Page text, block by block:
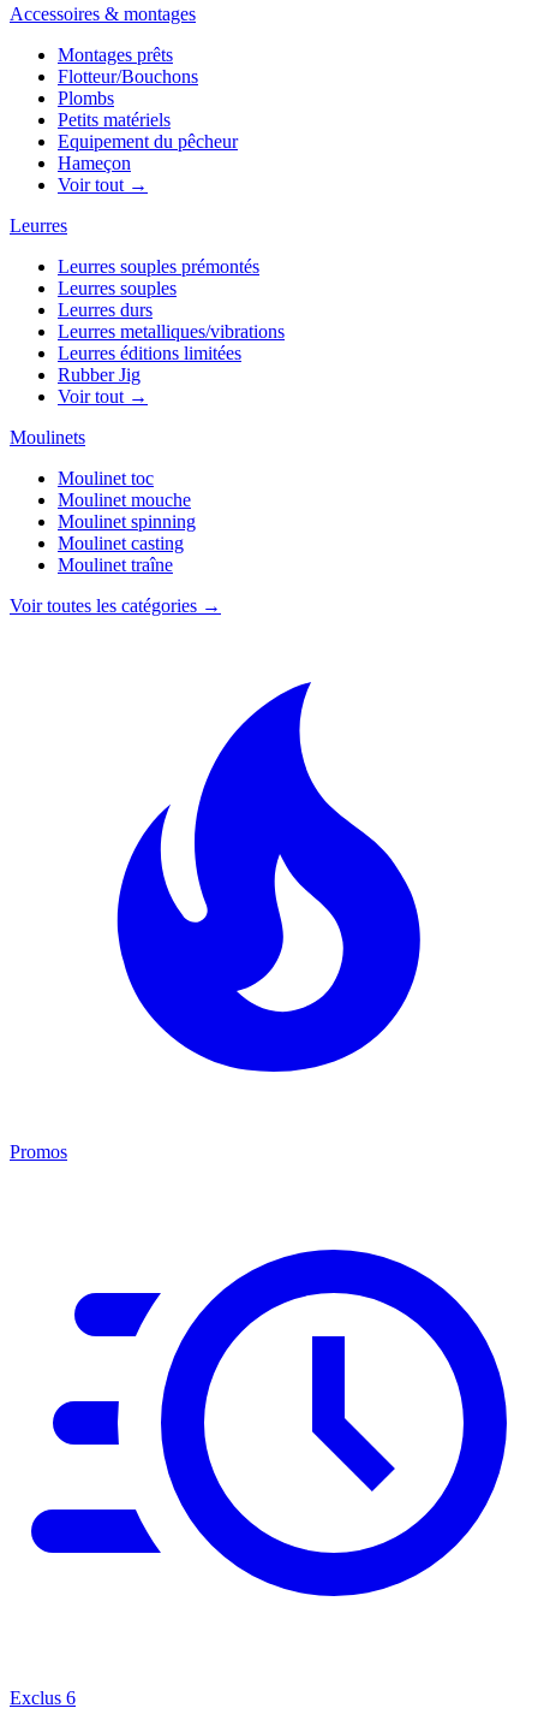
Accessoires & montages
Montages prêts
Flotteur/Bouchons
Plombs
Petits matériels
Equipement du pêcheur
Hameçon
Voir tout →
Leurres
Leurres souples prémontés
Leurres souples
Leurres durs
Leurres metalliques/vibrations
Leurres éditions limitées
Rubber Jig
Voir tout →
Moulinets
Moulinet toc
Moulinet mouche
Moulinet spinning
Moulinet casting
Moulinet traîne
Voir toutes les catégories →
Promos
Exclus 6